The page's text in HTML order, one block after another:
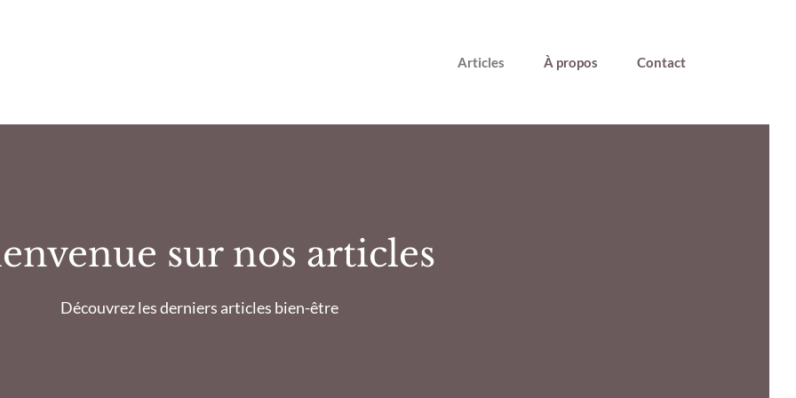
Articles À propos Contact
sur nos articles
Découvrez les derniers articles bien-être